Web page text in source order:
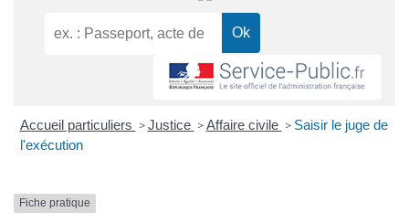
Accueil particuliers > Justice > Affaire civile > Saisir le juge de
l'exécution
Fiche pratique